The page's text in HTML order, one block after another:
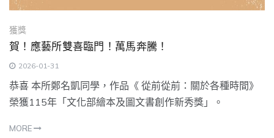
獲獎
賀！應藝所雙喜臨門！萬馬奔騰！
2026-01-31
恭喜 本所鄭名凱同學，作品《 從前從前：關於各種時間》
榮獲115年「文化部繪本及圖文書創作新秀獎」。
MORE